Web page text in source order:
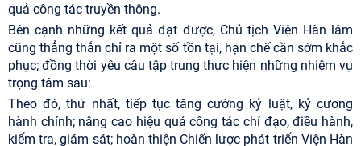
quả công tác truyền thông.
Bên cạnh những kết quả đạt được, Chủ tịch Viện Hàn lâm
cũng thẳng thắn chỉ ra một số tồn tại, hạn chế cần sớm khắc
phục; đồng thời yêu câu tập trung thực hiện những nhiệm vụ
trọng tâm sau:
Theo đó, thứ nhất, tiếp tục tăng cường kỷ luật, kỷ cương
hành chính; nâng cao hiệu quả công tác chỉ đạo, điều hành,
kiểm tra, giám sát; hoàn thiện Chiến lược phát triển Viện Hàn